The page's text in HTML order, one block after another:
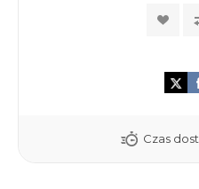
Czas